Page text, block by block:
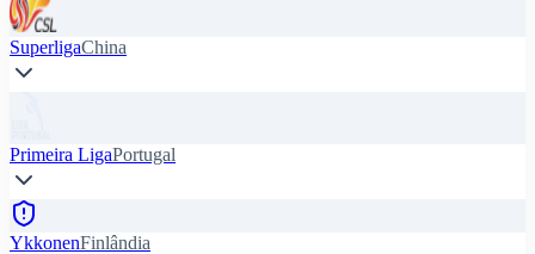
SuperligaChina
Primeira LigaPortugal
YkkonenFinlândia